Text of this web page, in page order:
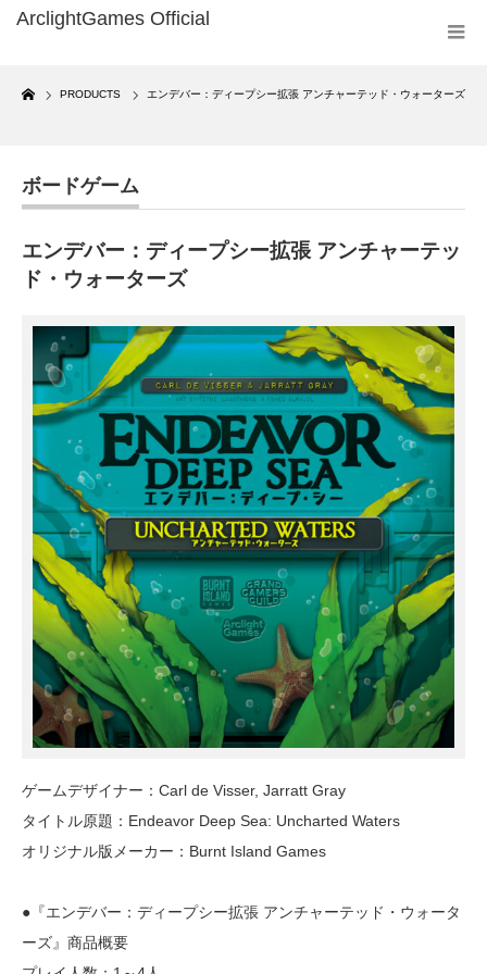
Home
PRODUCTS エンデバー：ディープシー拡張 アンチャーテッド・ウォーターズ
ボードゲーム
エンデバー：ディープシー拡張 アンチャーテッ
ド・ウォーターズ
ゲームデザイナー：Carl de Visser, Jarratt Gray
タイトル原題：Endeavor Deep Sea: Uncharted Waters
オリジナル版メーカー：Burnt Island Games
●『エンデバー：ディープシー拡張 アンチャーテッド・ウォータ
ーズ』商品概要